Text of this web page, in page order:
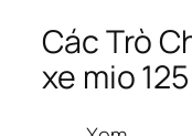
Các Trò
xe mio 125